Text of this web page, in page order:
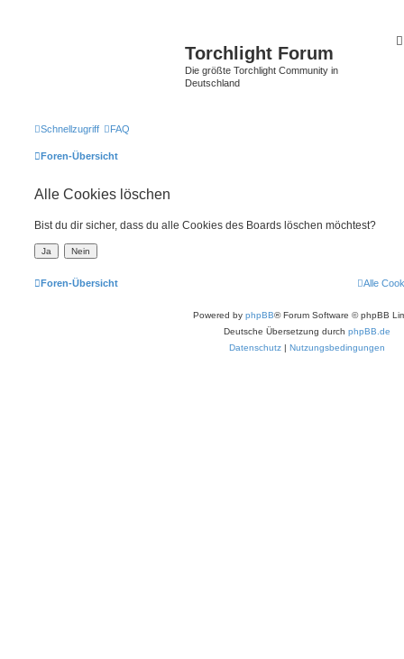
Torchlight Forum
Die größte Torchlight Community in
Deutschland
Schnellzugriff FAQ
Foren-Übersicht
Alle Cookies löschen
Bist du dir sicher, dass du alle Cookies des Boards löschen möchtest?
Foren-Übersicht Alle
Powered by phpBB® Forum Software © phpBB
Deutsche Übersetzung durch phpBB.de
Datenschutz | Nutzungsbedingungen